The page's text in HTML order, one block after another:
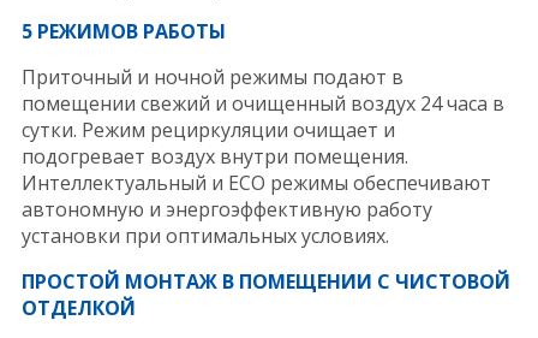
5 РЕЖИМОВ РАБОТЫ
Приточный и ночной режимы подают в
помещении свежий и очищенный воздух 24 часа в
сутки. Режим рециркуляции очищает и
подогревает воздух внутри помещения.
Интеллектуальный и ЕСО режимы обеспечивают
автономную и энергоэффективную работу
установки при оптимальных условиях.
ПРОСТОЙ МОНТАЖ В ПОМЕЩЕНИИ С ЧИСТОВОЙ
ОТДЕЛКОЙ